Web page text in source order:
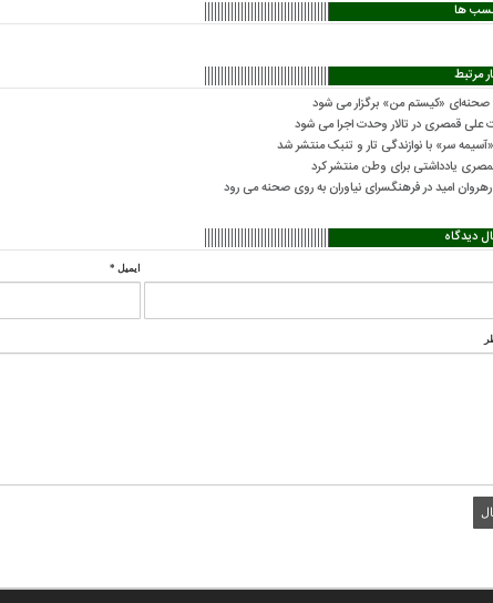
ها
مرتبط
صحنه‌ای «کیستم من» برگزار می شود
علی قمصری در تالار وحدت اجرا می شود
«آسیمه سر» با نوازندگی تار و تنبک منتشر شد
یادداشتی برای وطن منتشر کرد
امید در فرهنگسرای نیاوران به روی صحنه می رود
دیدگاه
ایمیل *